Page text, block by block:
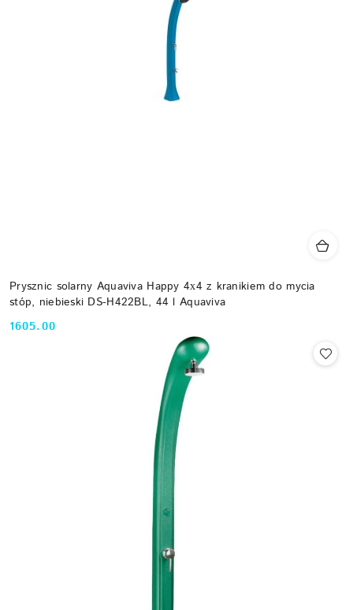
Prysznic solarny Aquaviva Happy 4х4 z kranikiem do mycia
stóp, niebieski DS-H422BL, 44 l Aquaviva
Cena:
1605.00